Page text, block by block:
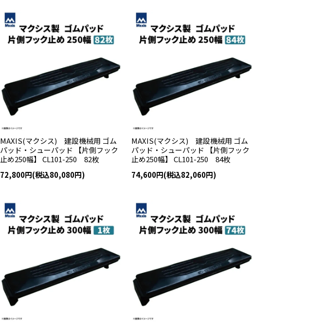
MAXIS(マクシス) 建設機械用 ゴム
パッド・シューパッド 【片側フック
止め250幅】 CL101-250 82枚
72,800円(税込80,080円)
MAXIS(マクシス) 建設機械用 ゴム
パッド・シューパッド 【片側フック
止め250幅】 CL101-250 84枚
74,600円(税込82,060円)